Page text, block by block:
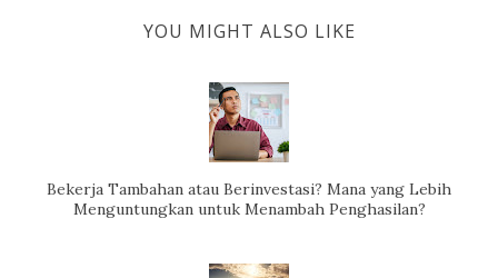
YOU MIGHT ALSO LIKE
Bekerja Tambahan atau Berinvestasi? Mana yang Lebih
Menguntungkan untuk Menambah Penghasilan?